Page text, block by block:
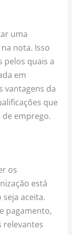
uma
nota. Isso
pelos quais a
em
vantagens da
que
emprego.
os
está
aceita.
pagamento,
relevantes